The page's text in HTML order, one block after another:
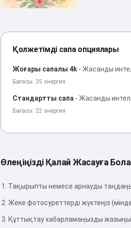
Қолжетімді сапа опциялары
Жоғары сапалы 4k - Жасанды
Бағасы: 35 энергия
Стандартты сапа - Жасанды
Бағасы: 22 энергия
Өлеңіңізді Қалай Жасауға
Тақырыпты немесе арнауды
Жеке фотосуреттерді жүктеңіз
Құттықтау хабарламаңызды